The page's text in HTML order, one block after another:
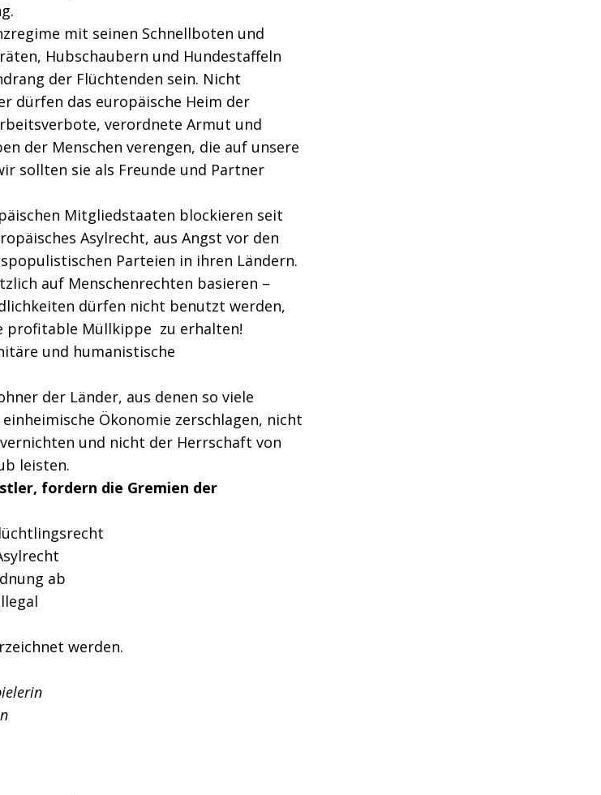
mit seinen Schnellboten und
Hubschaubern und Hundestaffeln
der Flüchtenden sein. Nicht
dürfen das europäische Heim der
verordnete Armut und
der Menschen verengen, die auf unsere
sollten sie als Freunde und Partner
Mitgliedstaaten blockieren seit
Asylrecht, aus Angst vor den
Parteien in ihren Ländern.
auf Menschenrechten basieren –
dürfen nicht benutzt werden,
profitable Müllkippe zu erhalten!
und humanistische
der Länder, aus denen so viele
Ökonomie zerschlagen, nicht
und nicht der Herrschaft von
leisten.
fordern die Gremien der
ab
werden.